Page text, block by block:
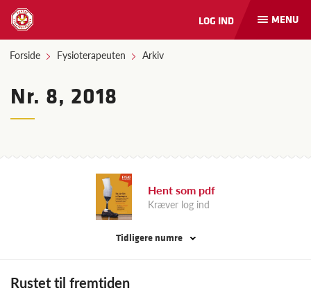
Åbn
og
MENU
LOG IND
Forside Fysioterapeuten Arkiv
Nr. 8, 2018
Hent som pdf
Kræver log ind
Tidligere numre
Rustet til fremtiden